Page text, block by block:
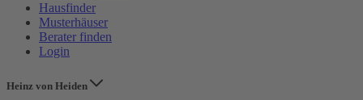
Hausfinder
Musterhäuser
Berater finden
Login
Heinz von Heiden